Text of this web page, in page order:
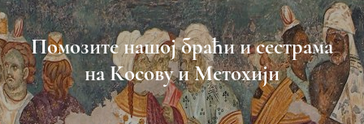
Помозите нашој браћи и сестрама
на Косову и Метохији